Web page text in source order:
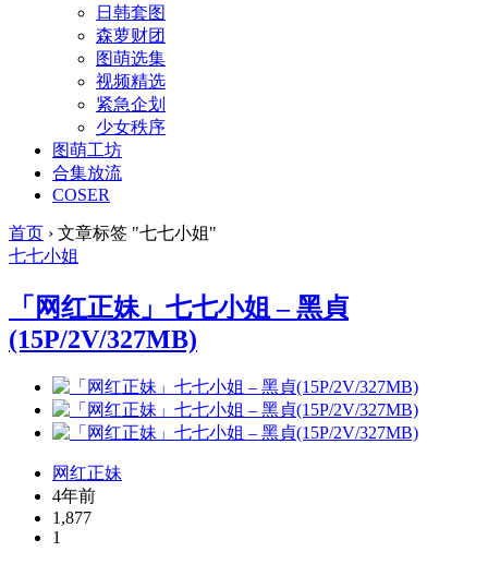
日韩套图
森萝财团
图萌选集
视频精选
紧急企划
少女秩序
图萌工坊
合集放流
COSER
首页 › 文章标签 "七七小姐"
七七小姐
「网红正妹」七七小姐 – 黑貞
(15P/2V/327MB)
网红正妹
4年前
1,877
1